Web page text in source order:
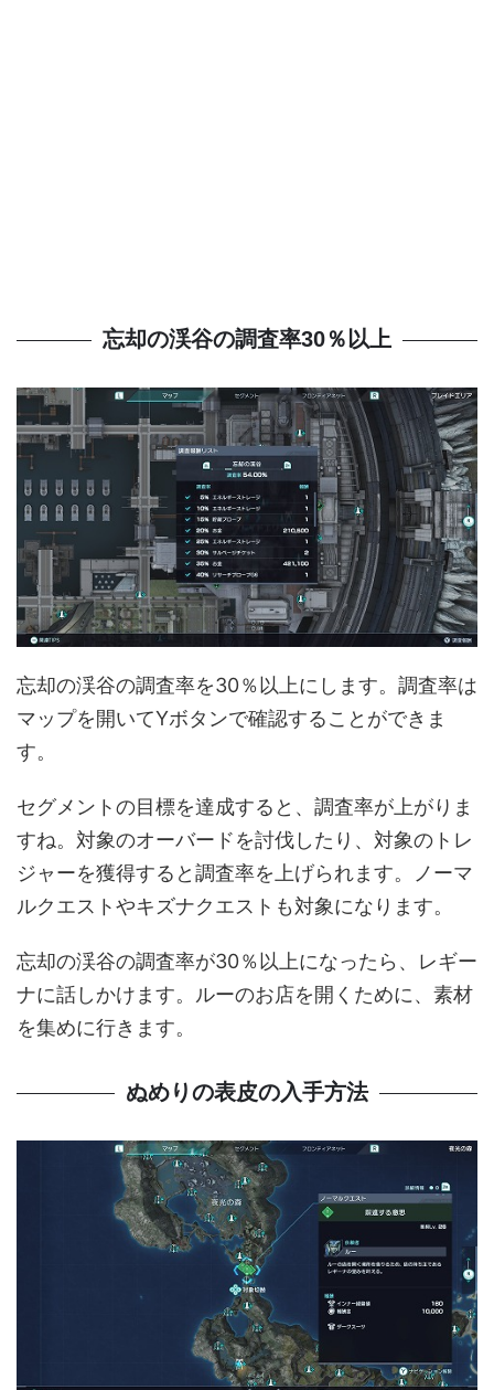
忘却の渓谷の調査率30％以上
忘却の渓谷の調査率を30％以上にします。調査率は
マップを開いてYボタンで確認することができま
す。
セグメントの目標を達成すると、調査率が上がりま
すね。対象のオーバードを討伐したり、対象のトレ
ジャーを獲得すると調査率を上げられます。ノーマ
ルクエストやキズナクエストも対象になります。
忘却の渓谷の調査率が30％以上になったら、レギー
ナに話しかけます。ルーのお店を開くために、素材
を集めに行きます。
ぬめりの表皮の入手方法